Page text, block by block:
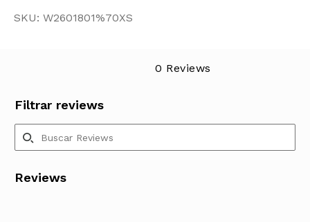
SKU: W2601801%70XS
Filtrar reviews
0 Reviews
Reviews